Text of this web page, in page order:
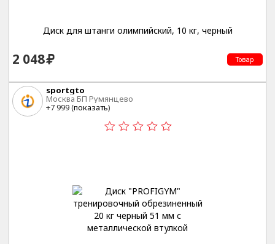
Диск для штанги олимпийский, 10 кг, черный
2 048 Товар
sportgto
Москва БП Румянцево
+7 999 (показать)